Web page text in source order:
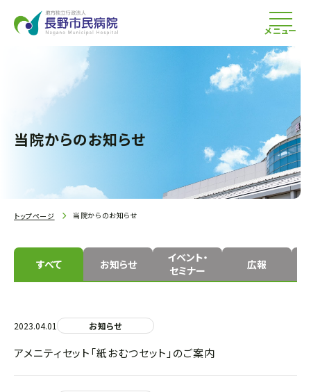
メニュー
当院からのお知らせ
トップページ 当院からのお知らせ
すべて お知らせ
イベント・
セミナー
広報
2023.04.01 お知らせ
アメニティセット「紙おむつセット」のご案内